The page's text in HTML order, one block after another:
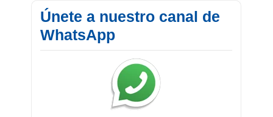
Únete a nuestro canal de
WhatsApp